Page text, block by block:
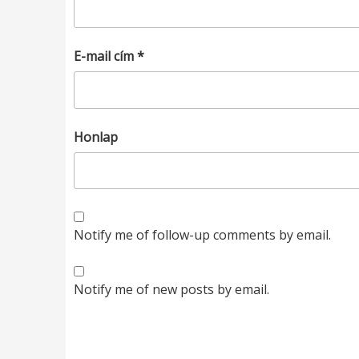
E-mail cím*
Honlap
Notify me of follow-up comments by email.
Notify me of new posts by email.